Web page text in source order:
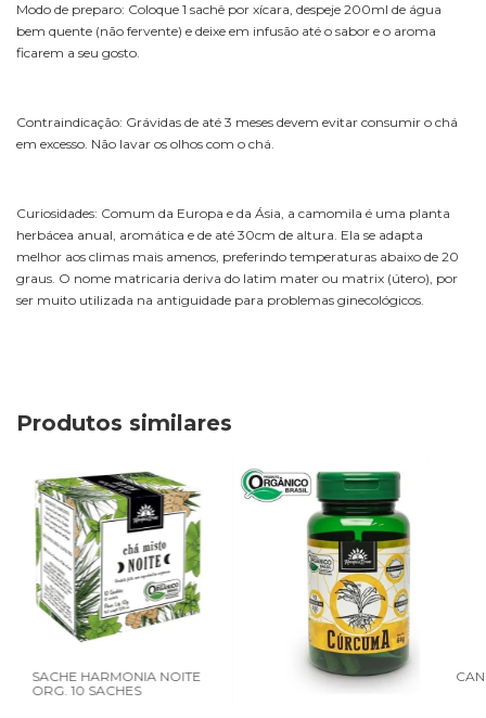
Modo de preparo: Coloque 1 sachê por xícara, despeje 200ml de água
bem quente (não fervente) e deixe em infusão até o sabor e o aroma
ficarem a seu gosto.
Contraindicação: Grávidas de até 3 meses devem evitar consumir o chá
em excesso. Não lavar os olhos com o chá.
Curiosidades: Comum da Europa e da Ásia, a camomila é uma planta
herbácea anual, aromática e de até 30cm de altura. Ela se adapta
melhor aos climas mais amenos, preferindo temperaturas abaixo de 20
graus. O nome matricaria deriva do latim mater ou matrix (útero), por
ser muito utilizada na antiguidade para problemas ginecológicos.
Produtos similares
SACHE HARMONIA NOITE
ORG. 10 SACHES